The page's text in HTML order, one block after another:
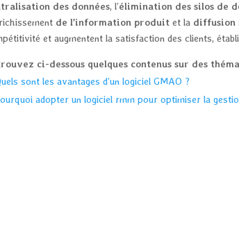
des données, l’élimination des silos de
de l’information produit et la diffusion
et augmentent la satisfaction des clients,
ci-dessous quelques contenus sur des
sont les avantages d’un logiciel GMAO ?
adopter un logiciel rmm pour optimiser la